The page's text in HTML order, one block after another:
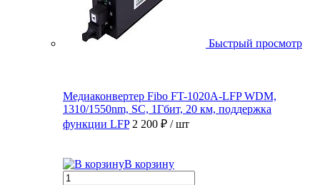
Быстрый просмотр
Медиаконвертер Fibo FT-1020A-LFP WDM,
1310/1550nm, SC, 1Гбит, 20 км, поддержка
функции LFP 2 200 ₽ / шт
В корзину